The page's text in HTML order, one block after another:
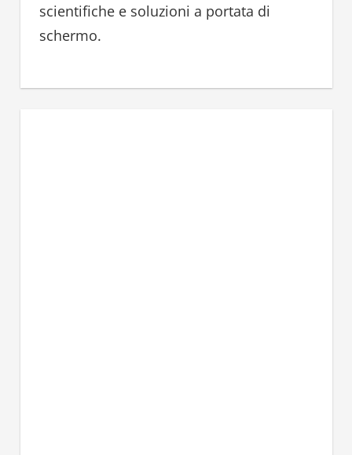
scientifiche e soluzioni a portata di
schermo.